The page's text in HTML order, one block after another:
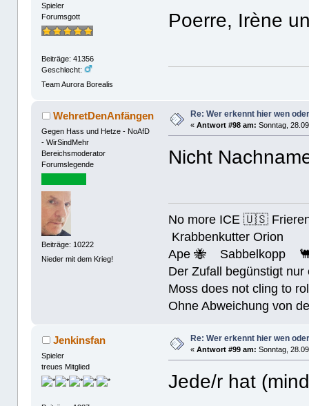
Spieler
Forumsgott
Beiträge: 41356
Geschlecht:
Team Aurora Borealis
Poerre, Irène
WehretDenAnfängen
Gegen Hass und Hetze - NoAfD
- WirSindMehr
Bereichsmoderator
Forumslegende
Beiträge: 10222
Nieder mit dem Krieg!
Re: Wer erkennt hier wen
«Antwort #98 am: Sonntag,
Nicht
No more ICE 🇺🇸
Krabbenkutter Orion
Ape 🐝 Sabbelkopp
Der Zufall begünstigt
Moss does not cling to
Ohne Abweichung von
Jenkinsfan
Spieler
treues Mitglied
Re: Wer erkennt hier wen
«Antwort #99 am: Sonntag,
Jede/r hat